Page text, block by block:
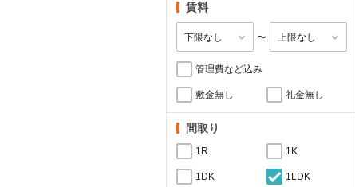
賃料
〜
管理費など込み
敷金無し 礼金無し
間取り
1R 1K
1DK 1LDK